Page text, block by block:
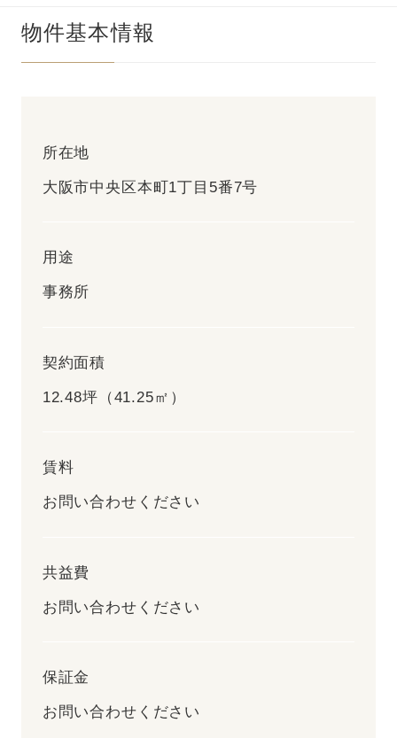
物件基本情報
所在地
大阪市中央区本町1丁目5番7号
用途
事務所
契約面積
12.48坪（41.25㎡）
賃料
お問い合わせください
共益費
お問い合わせください
保証金
お問い合わせください